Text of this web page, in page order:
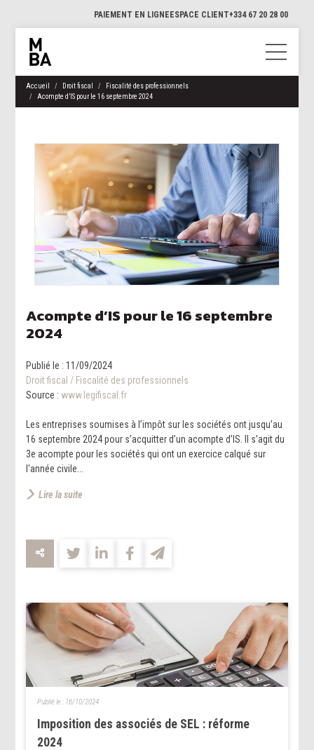
PAIEMENT EN LIGNEESPACE CLIENT+334 67 20 28 00
Accueil Droit fiscal
Fiscalité des professionnels
Acompte d’IS pour le 16 septembre 2024
Acompte d’IS pour le 16 septembre
2024
Publié le :11/09/2024
Droit fiscal / Fiscalité des professionnels
Source : www.legifiscal.fr
Les entreprises soumises à l’impôt sur les sociétés ont jusqu’au
16 septembre 2024 pour s’acquitter d’un acompte d’IS. Il s’agit du
3e acompte pour les sociétés qui ont un exercice calqué sur
l'année civile...
Lire la suite
Imposition des associés de SEL : réforme
2024
Publié le : 16/10/2024